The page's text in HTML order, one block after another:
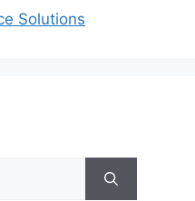
Solutions